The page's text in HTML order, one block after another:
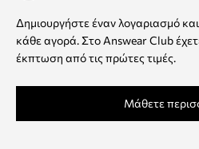
Δημιουργήστε έναν λογαριασμό
κάθε αγορά. Στο Answear Club
έκπτωση από τις πρώτες τιμές.
Μάθετε